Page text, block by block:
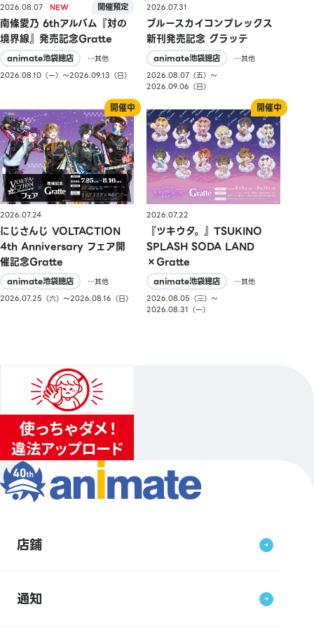
2026.08.07
南條愛乃 6thアルバム『対の
境界線』発売記念Gratte
animate池袋總店
…其他
2026.08.10（一）〜2026.09.13（日）
2026.07.31
ブルースカイコンプレックス
新刊発売記念 グラッテ
animate池袋總店
…其他
2026.08.07（五）〜
2026.09.06（日）
2026.07.24
にじさんじ VOLTACTION
4th Anniversary フェア開
催記念Gratte
animate池袋總店
…其他
2026.07.25（六）〜2026.08.16（日）
2026.07.22
『ツキウタ。』TSUKINO
SPLASH SODA LAND
×Gratte
animate池袋總店
…其他
2026.08.05（三）〜
2026.08.31（一）
店鋪
通知